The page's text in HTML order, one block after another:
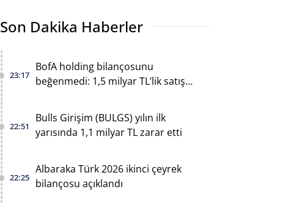
Son Dakika Haberler
23:17
BofA holding bilançosunu
beğenmedi: 1,5 milyar TL’lik satış
22:51
Bulls Girişim (BULGS) yılın ilk
yarısında 1,1 milyar TL zarar etti
22:25
Albaraka Türk 2026 ikinci çeyrek
bilançosu açıklandı